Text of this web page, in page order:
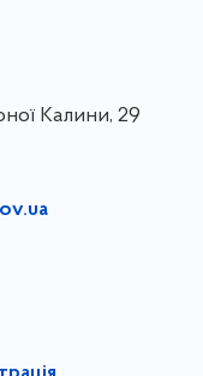
Калини, 29